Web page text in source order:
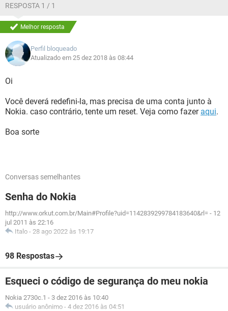
RESPOSTA 1 / 1
Melhor resposta
Perfil bloqueado
Atualizado em 25 dez 2018 às 08:44
Oi
Você deverá redefini-la, mas precisa de uma conta junto à
Nokia. caso contrário, tente um reset. Veja como fazer aqui.
Boa sorte
Conversas semelhantes
Senha do Nokia
http://www.orkut.com.br/Main#Profile?uid=1142839299784183640&rl= - 12
jul 2011 às 22:16
Italo - 28 ago 2022 às 19:17
98 Respostas
Esqueci o código de segurança do meu nokia
Nokia 2730c.1 - 3 dez 2016 às 10:40
usuário anônimo - 4 dez 2016 às 04:51